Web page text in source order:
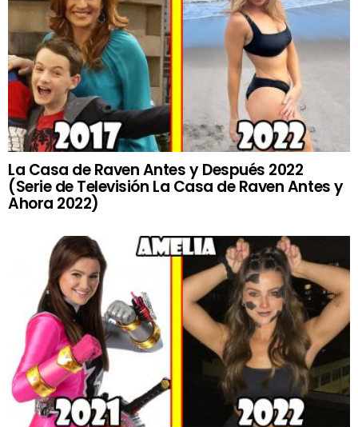
La Casa de Raven Antes y Después 2022
(Serie de Televisión La Casa de Raven Antes y
Ahora 2022)